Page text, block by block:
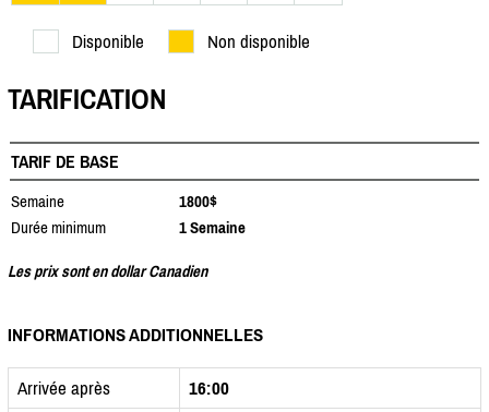
Disponible Non disponible
TARIFICATION
TARIF DE BASE
Semaine
1800$
Durée minimum
1 Semaine
Les prix sont en dollar Canadien
INFORMATIONS ADDITIONNELLES
Arrivée après
16:00